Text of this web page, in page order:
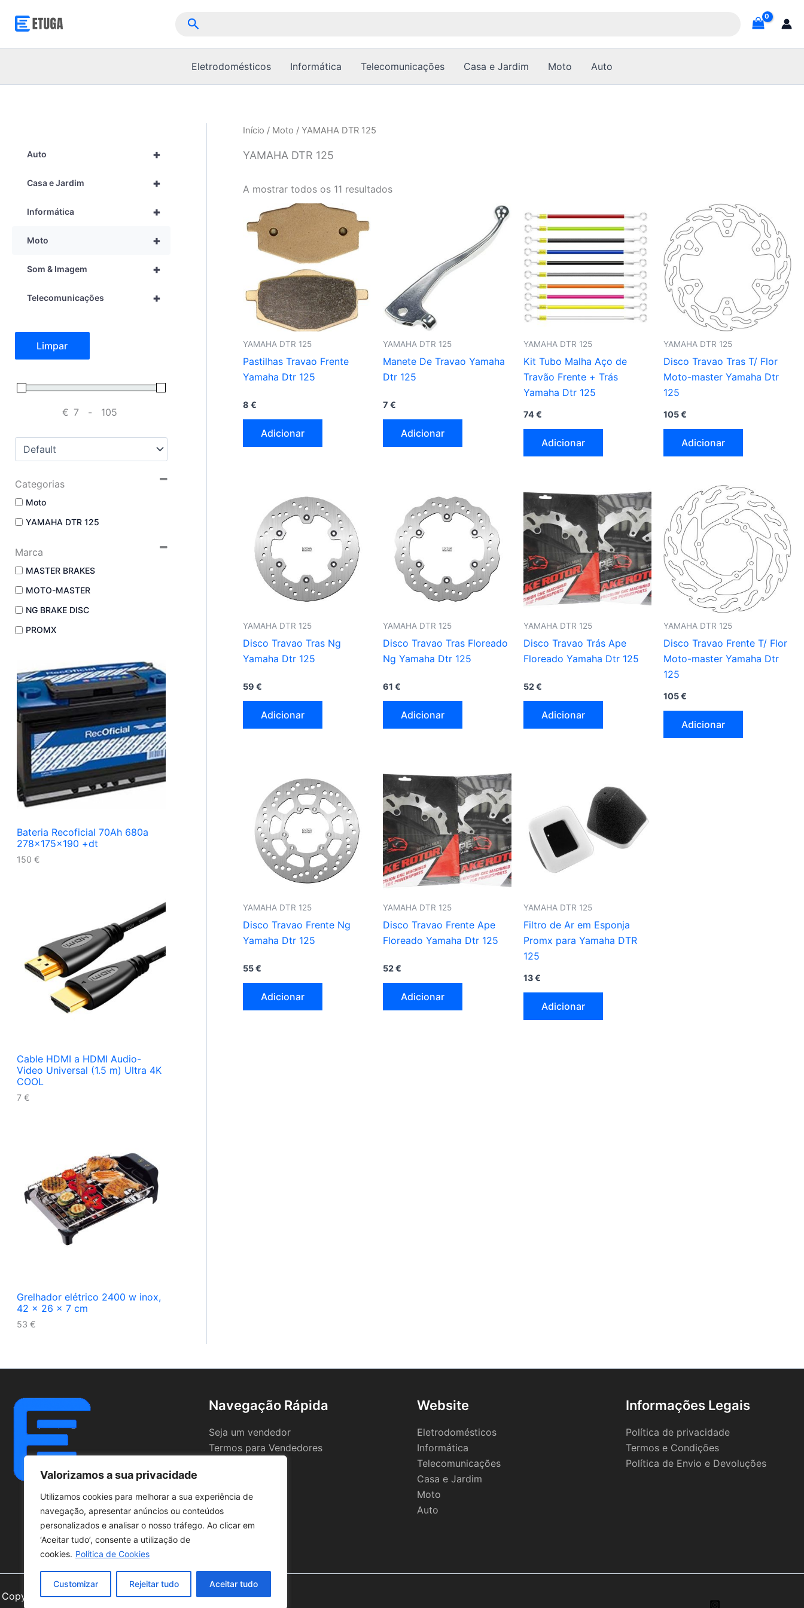
Valorizamos a sua privacidade
Utilizamos cookies para melhorar a sua experiência de
navegação, apresentar anúncios ou conteúdos
personalizados e analisar o nosso tráfego. Ao clicar em
‘Aceitar tudo’, consente a utilização de
cookies. Política de Cookies
Customizar Rejeitar tudo Aceitar tudo
Pesquisar
Eletrodomésticos Informática Telecomunicações Casa e Jardim Moto Auto
+
Auto
+
Casa e Jardim
+
Informática
+
Moto
+
Som & Imagem
+
Telecomunicações
Limpar
€ Minimum Price
- Maximum Price
Categorias
Moto
YAMAHA DTR 125
Marca
MASTER BRAKES
MOTO-MASTER
NG BRAKE DISC
PROMX
Bateria Recoficial 70Ah 680a
278x175x190 +dt
150 €
Cable HDMI a HDMI Audio-
Video Universal (1.5 m) Ultra 4K
COOL
7 €
Grelhador elétrico 2400 w inox,
42 x 26 x 7 cm
53 €
Início / Moto / YAMAHA DTR 125
YAMAHA DTR 125
A mostrar todos os 11 resultados
YAMAHA DTR 125
Pastilhas Travao Frente
Yamaha Dtr 125
8 €
Adicionar
YAMAHA DTR 125
Manete De Travao Yamaha
Dtr 125
7€
Adicionar
YAMAHA DTR 125
Kit Tubo Malha Aço de
Travão Frente + Trás
Yamaha Dtr 125
74€
Adicionar
YAMAHA DTR 125
Disco Travao Tras T/ Flor
Moto-master Yamaha Dtr
125
105€
Adicionar
YAMAHA DTR 125
Disco Travao Tras Ng
Yamaha Dtr 125
59 €
Adicionar
YAMAHA DTR 125
Disco Travao Tras Floreado
Ng Yamaha Dtr 125
61€
Adicionar
YAMAHA DTR 125
Disco Travao Trás Ape
Floreado Yamaha Dtr 125
52€
Adicionar
YAMAHA DTR 125
Disco Travao Frente T/ Flor
Moto-master Yamaha Dtr
125
105€
Adicionar
YAMAHA DTR 125
Disco Travao Frente Ng
Yamaha Dtr 125
55€
Adicionar
YAMAHA DTR 125
Disco Travao Frente Ape
Floreado Yamaha Dtr 125
52€
Adicionar
YAMAHA DTR 125
Filtro de Ar em Esponja
Promx para Yamaha DTR
125
13€
Adicionar
Navegação Rápida
Seja um vendedor
Termos para Vendedores
Website
Eletrodomésticos
Informática
Telecomunicações
Casa e Jardim
Moto
Auto
Informações Legais
Política de privacidade
Termos e Condições
Política de Envio e Devoluções
Copyright © 2026 | Powered byAstra